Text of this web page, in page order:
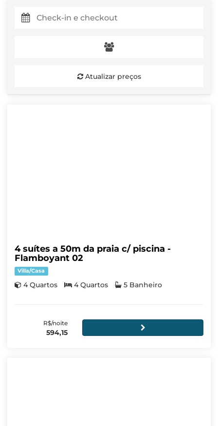
Atualizar preços
4 suítes a 50m da praia c/ piscina -
Flamboyant 02
Villa/Casa
4 Quartos 4 Quartos 5 Banheiro
R$/noite
594,15